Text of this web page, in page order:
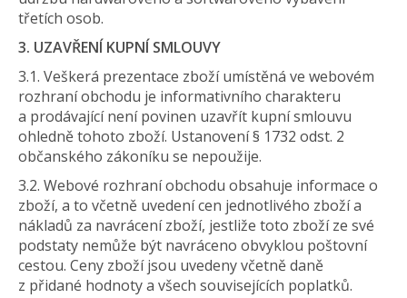
třetích osob.
3. UZAVŘENÍ KUPNÍ SMLOUVY
3.1. Veškerá prezentace zboží umístěná ve webovém
rozhraní obchodu je informativního charakteru
a prodávající není povinen uzavřít kupní smlouvu
ohledně tohoto zboží. Ustanovení § 1732 odst. 2
občanského zákoníku se nepoužije.
3.2. Webové rozhraní obchodu obsahuje informace o
zboží, a to včetně uvedení cen jednotlivého zboží a
nákladů za navrácení zboží, jestliže toto zboží ze své
podstaty nemůže být navráceno obvyklou poštovní
cestou. Ceny zboží jsou uvedeny včetně daně
z přidané hodnoty a všech souvisejících poplatků.